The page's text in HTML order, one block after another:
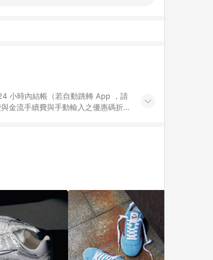
小時內結帳（若自動跳轉 App ，請
金流手續費與手動輸入之優惠碼折
點資格。 7. 點數將於出貨後 45 天
次下載 Pinkoi APP 並完成訂單，不